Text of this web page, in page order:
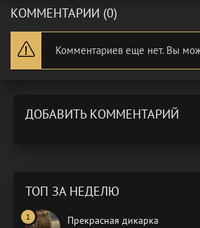
КОММЕНТАРИИ (0)
Комментариев еще нет. Вы
ДОБАВИТЬ КОММЕНТАРИЙ
ТОП ЗА НЕДЕЛЮ
Прекрасная дикарка